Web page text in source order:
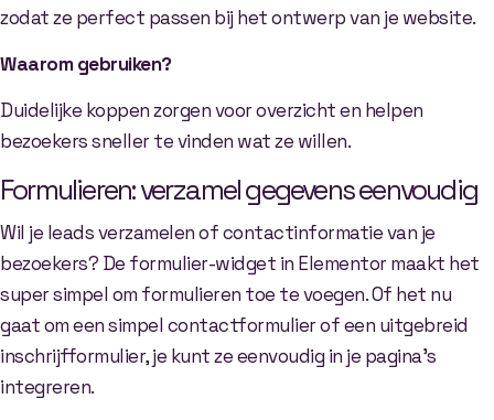
zodat ze perfect passen bij het ontwerp van je website.
Waarom gebruiken?
Duidelijke koppen zorgen voor overzicht en helpen
bezoekers sneller te vinden wat ze willen.
Formulieren: verzamel gegevens eenvoudig
Wil je leads verzamelen of contactinformatie van je
bezoekers? De formulier-widget in Elementor maakt het
super simpel om formulieren toe te voegen. Of het nu
gaat om een simpel contactformulier of een uitgebreid
inschrijfformulier, je kunt ze eenvoudig in je pagina’s
integreren.